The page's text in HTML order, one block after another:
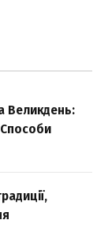
Великдень:
Способи